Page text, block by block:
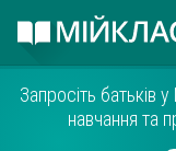
Запросіть батьків
навчання та